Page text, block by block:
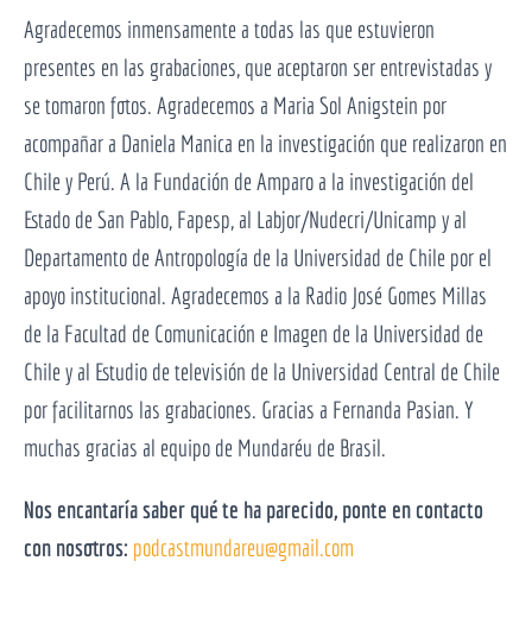
Agradecemos inmensamente a todas las que estuvieron
presentes en las grabaciones, que aceptaron ser entrevistadas y
se tomaron fotos. Agradecemos a Maria Sol Anigstein por
acompañar a Daniela Manica en la investigación que realizaron en
Chile y Perú. A la Fundación de Amparo a la investigación del
Estado de San Pablo, Fapesp, al Labjor/Nudecri/Unicamp y al
Departamento de Antropología de la Universidad de Chile por el
apoyo institucional. Agradecemos a la Radio José Gomes Millas
de la Facultad de Comunicación e Imagen de la Universidad de
Chile y al Estudio de televisión de la Universidad Central de Chile
por facilitarnos las grabaciones. Gracias a Fernanda Pasian. Y
muchas gracias al equipo de Mundaréu de Brasil.
Nos encantaría saber qué te ha parecido, ponte en contacto
con nosotros: podcastmundareu@gmail.com